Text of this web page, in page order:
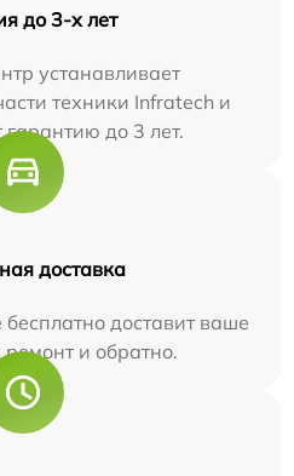
до 3-х лет
устанавливает
техники Infratech и
гарантию до 3 лет.
доставка
доставит ваше
ремонт и обратно.